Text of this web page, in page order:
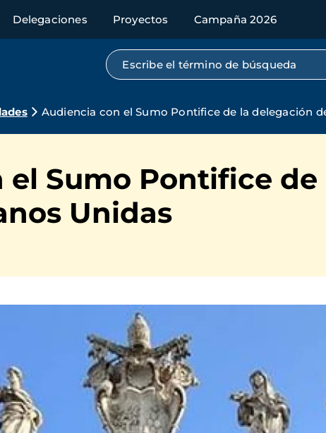
Delegaciones Proyectos Campaña 2026
Búsqueda por texto completo
Audiencia con el Sumo Pontifice de la delegación
Sumo Pontifice
Unidas